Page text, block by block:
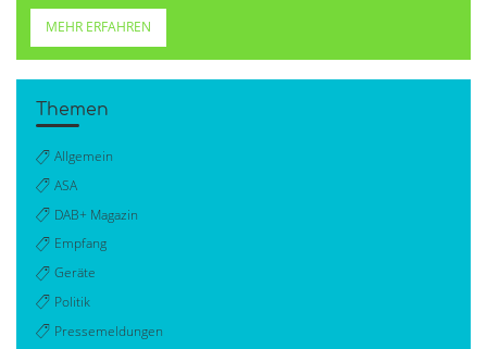
MEHR ERFAHREN
Themen
Allgemein
ASA
DAB+ Magazin
Empfang
Geräte
Politik
Pressemeldungen